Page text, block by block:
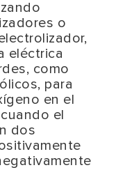
o
eléctrica
como
para
en el
el
dos